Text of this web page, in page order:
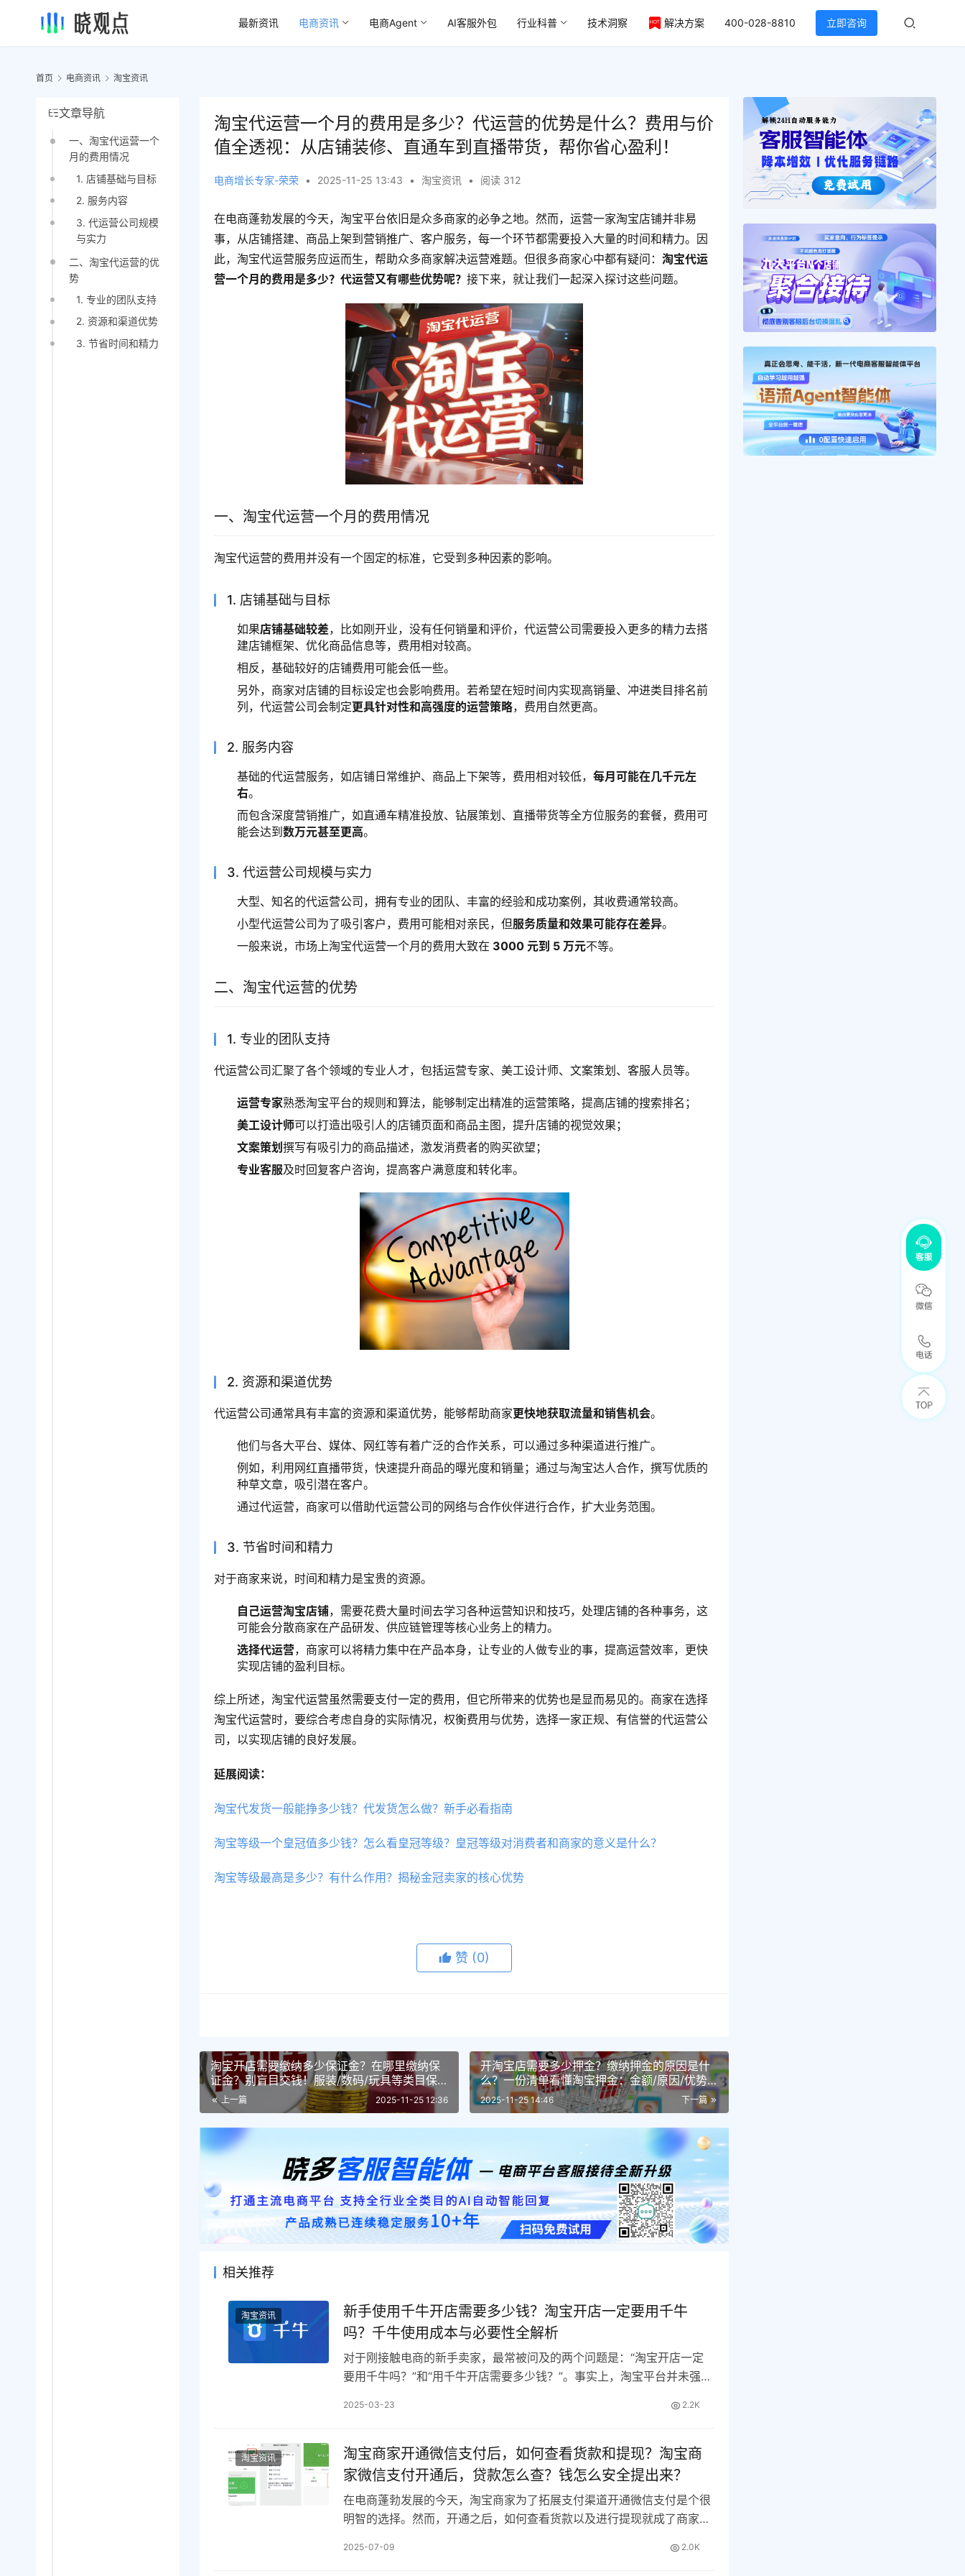
最新资讯 电商资讯 电商Agent AI客服外包 行业科普 技术洞察 解决方案 400-028-8810 立即咨询
首页 电商资讯 淘宝资讯
文章导航
一、淘宝代运营一个
月的费用情况
1. 店铺基础与目标
2. 服务内容
3. 代运营公司规模
与实力
二、淘宝代运营的优
势
1. 专业的团队支持
2. 资源和渠道优势
3. 节省时间和精力
淘宝代运营一个月的费用是多少？代运营的优势是什么？费用与价
值全透视：从店铺装修、直通车到直播带货，帮你省心盈利！
电商增长专家-荣荣 • 2025-11-25 13:43 • 淘宝资讯 • 阅读 312
在电商蓬勃发展的今天，淘宝平台依旧是众多商家的必争之地。然而，运营一家淘宝店铺并非易
事，从店铺搭建、商品上架到营销推广、客户服务，每一个环节都需要投入大量的时间和精力。因
此，淘宝代运营服务应运而生，帮助众多商家解决运营难题。但很多商家心中都有疑问：淘宝代运
营一个月的费用是多少？代运营又有哪些优势呢？接下来，就让我们一起深入探讨这些问题。
一、淘宝代运营一个月的费用情况
淘宝代运营的费用并没有一个固定的标准，它受到多种因素的影响。
1. 店铺基础与目标
如果店铺基础较差，比如刚开业，没有任何销量和评价，代运营公司需要投入更多的精力去搭
建店铺框架、优化商品信息等，费用相对较高。
相反，基础较好的店铺费用可能会低一些。
另外，商家对店铺的目标设定也会影响费用。若希望在短时间内实现高销量、冲进类目排名前
列，代运营公司会制定更具针对性和高强度的运营策略，费用自然更高。
2. 服务内容
基础的代运营服务，如店铺日常维护、商品上下架等，费用相对较低，每月可能在几千元左
右。
而包含深度营销推广，如直通车精准投放、钻展策划、直播带货等全方位服务的套餐，费用可
能会达到数万元甚至更高。
3. 代运营公司规模与实力
大型、知名的代运营公司，拥有专业的团队、丰富的经验和成功案例，其收费通常较高。
小型代运营公司为了吸引客户，费用可能相对亲民，但服务质量和效果可能存在差异。
一般来说，市场上淘宝代运营一个月的费用大致在 3000 元到 5 万元不等。
二、淘宝代运营的优势
1. 专业的团队支持
代运营公司汇聚了各个领域的专业人才，包括运营专家、美工设计师、文案策划、客服人员等。
运营专家熟悉淘宝平台的规则和算法，能够制定出精准的运营策略，提高店铺的搜索排名；
美工设计师可以打造出吸引人的店铺页面和商品主图，提升店铺的视觉效果；
文案策划撰写有吸引力的商品描述，激发消费者的购买欲望；
专业客服及时回复客户咨询，提高客户满意度和转化率。
2. 资源和渠道优势
代运营公司通常具有丰富的资源和渠道优势，能够帮助商家更快地获取流量和销售机会。
他们与各大平台、媒体、网红等有着广泛的合作关系，可以通过多种渠道进行推广。
例如，利用网红直播带货，快速提升商品的曝光度和销量；通过与淘宝达人合作，撰写优质的
种草文章，吸引潜在客户。
通过代运营，商家可以借助代运营公司的网络与合作伙伴进行合作，扩大业务范围。
3. 节省时间和精力
对于商家来说，时间和精力是宝贵的资源。
自己运营淘宝店铺，需要花费大量时间去学习各种运营知识和技巧，处理店铺的各种事务，这
可能会分散商家在产品研发、供应链管理等核心业务上的精力。
选择代运营，商家可以将精力集中在产品本身，让专业的人做专业的事，提高运营效率，更快
实现店铺的盈利目标。
综上所述，淘宝代运营虽然需要支付一定的费用，但它所带来的优势也是显而易见的。商家在选择
淘宝代运营时，要综合考虑自身的实际情况，权衡费用与优势，选择一家正规、有信誉的代运营公
司，以实现店铺的良好发展。
延展阅读：
淘宝代发货一般能挣多少钱？代发货怎么做？新手必看指南
淘宝等级一个皇冠值多少钱？怎么看皇冠等级？皇冠等级对消费者和商家的意义是什么？
淘宝等级最高是多少？有什么作用？揭秘金冠卖家的核心优势
赞 (0)
淘宝开店需要缴纳多少保证金？在哪里缴纳保
证金？别盲目交钱！服装/数码/玩具等类目保
证金对比，附官方详细缴纳步骤
上一篇 2025-11-25 12:36
开淘宝店需要多少押金？缴纳押金的原因是什
么？一份清单看懂淘宝押金：金额/原因/优势/
流程，从保障权益到提升店铺信任度全解析
下一篇
2025-11-25 14:46
相关推荐
淘宝资讯
新手使用千牛开店需要多少钱？淘宝开店一定要用千牛
吗？千牛使用成本与必要性全解析
对于刚接触电商的新手卖家，最常被问及的两个问题是：“淘宝开店一定
要用千牛吗？”和“用千牛开店需要多少钱？”。事实上，淘宝平台并未强制
2025-03-23 2.2K
淘宝资讯
淘宝商家开通微信支付后，如何查看货款和提现？淘宝商
家微信支付开通后，贷款怎么查？钱怎么安全提出来？
在电商蓬勃发展的今天，淘宝商家为了拓展支付渠道开通微信支付是个很
明智的选择。然而，开通之后，如何查看货款以及进行提现就成了商家们
2025-07-09 2.0K